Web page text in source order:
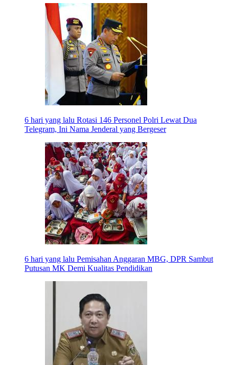
6 hari yang lalu Rotasi 146 Personel Polri Lewat Dua
Telegram, Ini Nama Jenderal yang Bergeser
6 hari yang lalu Pemisahan Anggaran MBG, DPR Sambut
Putusan MK Demi Kualitas Pendidikan